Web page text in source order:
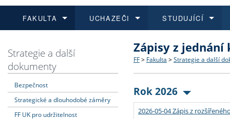
FAKULTA
Dozvědět se více
Struktura a historie
Strategie a další
Podpora a benefity pro
UCHAZEČI
Podat přihlášku
Co studovat a jak se
Učitelské studijní
Informace k průběhu
STUDUJÍCÍ
Dozvědět se více
Bakalářské a magisterské
Doktorské studium
Rigorózní řízení
Dozvědět se více
O vědě a výzkumu na FF
Akademické kvalifikace
Granty a projekty
Dozvědět se více
Aktuální nabídky a
Vyjíždějící studenti
Přijíždějící studenti
Strategie a další
dokumenty
Bezpečnost
Strategické a dlouhodobé záměry
FF UK pro udržitelnost
Zápisy z jednání
FF > Fakulta > Strategie a další
Rok 2026
2026-05-04 Zápis z